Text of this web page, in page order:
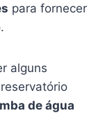
para fornecer
alguns
de água